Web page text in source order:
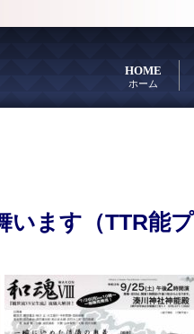
HOME
ホーム
います（TTR能